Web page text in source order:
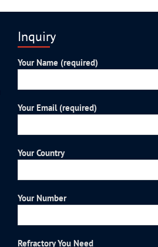
Inquiry
Your Name (required)
Your Email (required)
Your Country
Your Number
Refractory You Need